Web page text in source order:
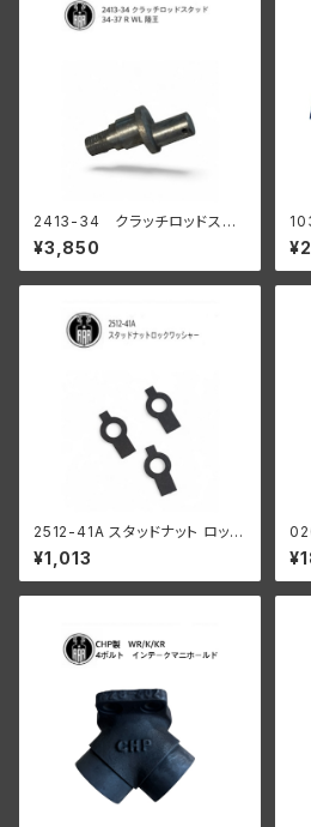
2413-34 クラッチロッドスタ
ッド 1934-37 R WL
陸王
¥3,850
ブ
2512-41A スタッドナット ロック
ワッシャー 3個入
¥1,013
ド